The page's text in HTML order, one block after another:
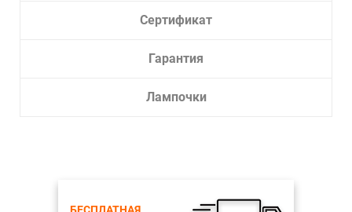
Сертификат
Гарантия
Лампочки